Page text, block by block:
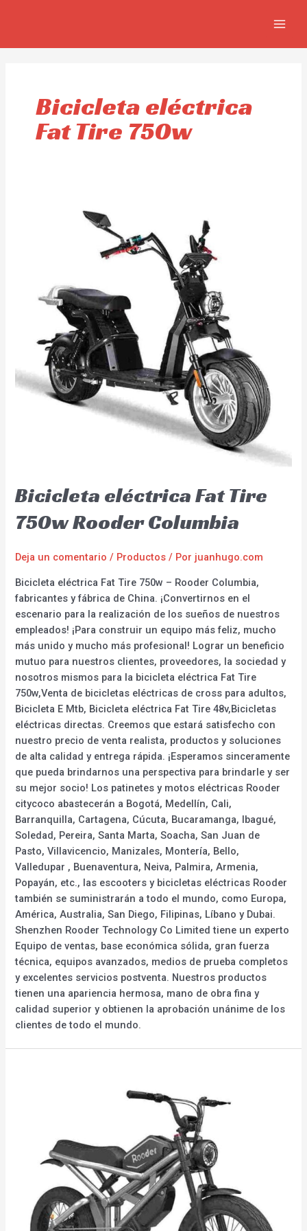
Bicicleta eléctrica
Fat Tire 750w
Bicicleta eléctrica Fat Tire
750w Rooder Columbia
Deja un comentario / Productos / Por juanhugo.com
Bicicleta eléctrica Fat Tire 750w – Rooder Columbia,
fabricantes y fábrica de China. ¡Convertirnos en el
escenario para la realización de los sueños de nuestros
empleados! ¡Para construir un equipo más feliz, mucho
más unido y mucho más profesional! Lograr un beneficio
mutuo para nuestros clientes, proveedores, la sociedad y
nosotros mismos para la bicicleta eléctrica Fat Tire
750w,Venta de bicicletas eléctricas de cross para adultos,
Bicicleta E Mtb, Bicicleta eléctrica Fat Tire 48v,Bicicletas
eléctricas directas. Creemos que estará satisfecho con
nuestro precio de venta realista, productos y soluciones
de alta calidad y entrega rápida. ¡Esperamos sinceramente
que pueda brindarnos una perspectiva para brindarle y ser
su mejor socio! Los patinetes y motos eléctricas Rooder
citycoco abastecerán a Bogotá, Medellín, Cali,
Barranquilla, Cartagena, Cúcuta, Bucaramanga, Ibagué,
Soledad, Pereira, Santa Marta, Soacha, San Juan de
Pasto, Villavicencio, Manizales, Montería, Bello,
Valledupar , Buenaventura, Neiva, Palmira, Armenia,
Popayán, etc., las escooters y bicicletas eléctricas Rooder
también se suministrarán a todo el mundo, como Europa,
América, Australia, San Diego, Filipinas, Líbano y Dubai.
Shenzhen Rooder Technology Co Limited tiene un experto
Equipo de ventas, base económica sólida, gran fuerza
técnica, equipos avanzados, medios de prueba completos
y excelentes servicios postventa. Nuestros productos
tienen una apariencia hermosa, mano de obra fina y
calidad superior y obtienen la aprobación unánime de los
clientes de todo el mundo.